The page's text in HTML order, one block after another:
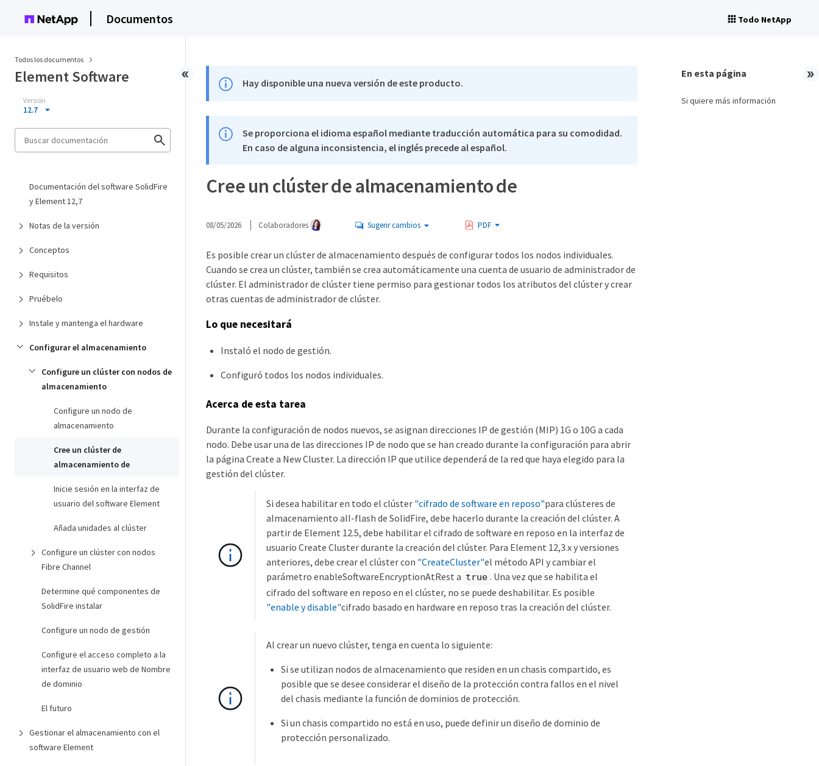
Documentos Todo NetApp
Todos los documentos
Element Software
Versión
12.7
Documentación del software SolidFire
y Element 12,7
Notas de la versión
Conceptos
Requisitos
Pruébelo
Instale y mantenga el hardware
Configurar el almacenamiento
Configure un clúster con nodos de
almacenamiento
Configure un nodo de
almacenamiento
Cree un clúster de
almacenamiento de
Inicie sesión en la interfaz de
usuario del software Element
Añada unidades al clúster
Configure un clúster con nodos
Fibre Channel
Determine qué componentes de
SolidFire instalar
Configure un nodo de gestión
Configure el acceso completo a la
interfaz de usuario web de Nombre
de dominio
El futuro
Gestionar el almacenamiento con el
software Element
Hay disponible una nueva versión de este producto.
Se proporciona el idioma español mediante traducción automática para su comodidad.
En caso de alguna inconsistencia, el inglés precede al español.
Cree un clúster de almacenamiento de
08/05/2026 Colaboradores Sugerir cambios PDF
Es posible crear un clúster de almacenamiento después de configurar todos los nodos individuales.
Cuando se crea un clúster, también se crea automáticamente una cuenta de usuario de administrador de
clúster. El administrador de clúster tiene permiso para gestionar todos los atributos del clúster y crear
otras cuentas de administrador de clúster.
Lo que necesitará
Instaló el nodo de gestión.
Configuró todos los nodos individuales.
Acerca de esta tarea
Durante la configuración de nodos nuevos, se asignan direcciones IP de gestión (MIP) 1G o 10G a cada
nodo. Debe usar una de las direcciones IP de nodo que se han creado durante la configuración para abrir
la página Create a New Cluster. La dirección IP que utilice dependerá de la red que haya elegido para la
gestión del clúster.
Si desea habilitar en todo el clúster "cifrado de software en reposo"para clústeres de
almacenamiento all-flash de SolidFire, debe hacerlo durante la creación del clúster. A
partir de Element 12.5, debe habilitar el cifrado de software en reposo en la interfaz de
usuario Create Cluster durante la creación del clúster. Para Element 12,3.x y versiones
anteriores, debe crear el clúster con "CreateCluster"el método API y cambiar el
parámetro enableSoftwareEncryptionAtRest a true . Una vez que se habilita el
cifrado del software en reposo en el clúster, no se puede deshabilitar. Es posible
"enable y disable"cifrado basado en hardware en reposo tras la creación del clúster.
Al crear un nuevo clúster, tenga en cuenta lo siguiente:
Si se utilizan nodos de almacenamiento que residen en un chasis compartido, es
posible que se desee considerar el diseño de la protección contra fallos en el nivel
del chasis mediante la función de dominios de protección.
Si un chasis compartido no está en uso, puede definir un diseño de dominio de
protección personalizado.
En esta página
Si quiere más información